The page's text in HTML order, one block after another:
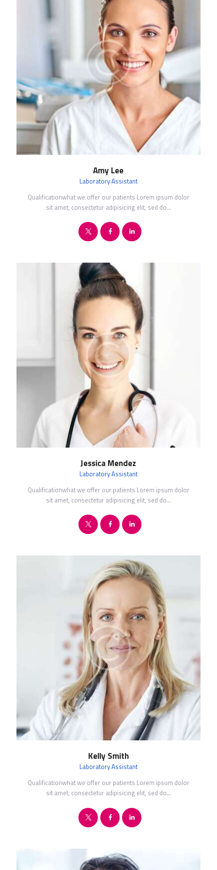
Amy Lee
Laboratory Assistant
Qualificationwhat we offer our patients Lorem ipsum dolor
sit amet, consectetur adipisicing elit, sed do…
Jessica Mendez
Laboratory Assistant
Qualificationwhat we offer our patients Lorem ipsum dolor
sit amet, consectetur adipisicing elit, sed do…
Kelly Smith
Laboratory Assistant
Qualificationwhat we offer our patients Lorem ipsum dolor
sit amet, consectetur adipisicing elit, sed do…